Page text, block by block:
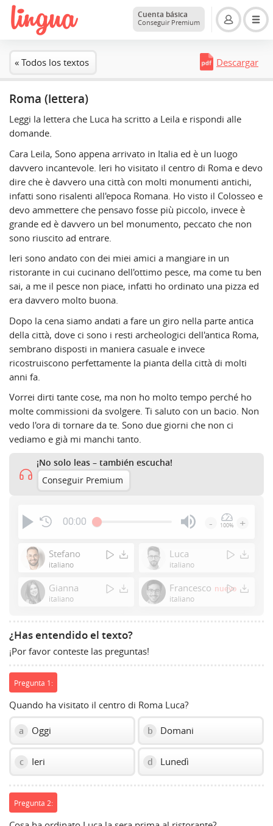
Cuenta básica
Conseguir Premium
« Todos los textos Descargar
Roma (lettera)
Leggi la lettera che Luca ha scritto a Leila e rispondi alle
domande.
Cara Leila, Sono appena arrivato in Italia ed è un luogo
davvero incantevole. Ieri ho visitato il centro di Roma e devo
dire che è davvero una città con molti monumenti antichi,
infatti sono risalenti all'epoca Romana. Ho visto il Colosseo e
devo ammettere che pensavo fosse più piccolo, invece è
grande ed è davvero un bel monumento, peccato che non
sono riuscito ad entrare.
Ieri sono andato con dei miei amici a mangiare in un
ristorante in cui cucinano dell'ottimo pesce, ma come tu ben
sai, a me il pesce non piace, infatti ho ordinato una pizza ed
era davvero molto buona.
Dopo la cena siamo andati a fare un giro nella parte antica
della città, dove ci sono i resti archeologici dell'antica Roma,
sembrano disposti in maniera casuale e invece
ricostruiscono perfettamente la pianta della città di molti
anni fa.
Vorrei dirti tante cose, ma non ho molto tempo perché ho
molte commissioni da svolgere. Ti saluto con un bacio. Non
vedo l'ora di tornare da te. Sono due giorni che non ci
vediamo e già mi manchi tanto.
¡No solo leas – también escucha!
Conseguir Premium
00:00
or
to
show
- 100% +
Stefano
italiano
Luca
italiano
Gianna
italiano
Francesco nuevo
italiano
¿Has entendido el texto?
¡Por favor conteste las preguntas!
Pregunta 1:
Quando ha visitato il centro di Roma Luca?
a Oggi b Domani
c Ieri d Lunedì
Pregunta 2: